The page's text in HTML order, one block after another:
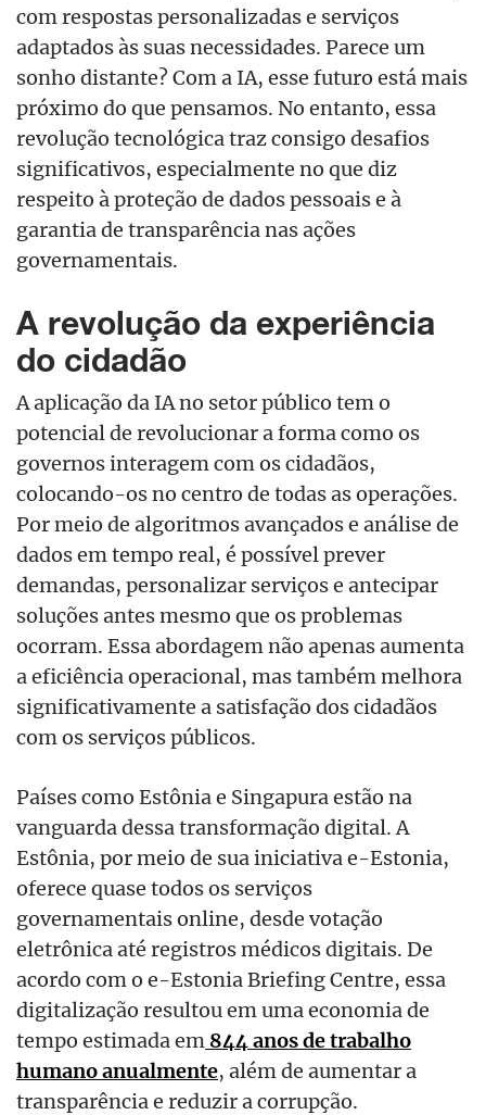
com respostas personalizadas e serviços
adaptados às suas necessidades. Parece um
sonho distante? Com a IA, esse futuro está mais
próximo do que pensamos. No entanto, essa
revolução tecnológica traz consigo desafios
significativos, especialmente no que diz
respeito à proteção de dados pessoais e à
garantia de transparência nas ações
governamentais.
A revolução da experiência
do cidadão
A aplicação da IA no setor público tem o
potencial de revolucionar a forma como os
governos interagem com os cidadãos,
colocando-os no centro de todas as operações.
Por meio de algoritmos avançados e análise de
dados em tempo real, é possível prever
demandas, personalizar serviços e antecipar
soluções antes mesmo que os problemas
ocorram. Essa abordagem não apenas aumenta
a eficiência operacional, mas também melhora
significativamente a satisfação dos cidadãos
com os serviços públicos.
Países como Estônia e Singapura estão na
vanguarda dessa transformação digital. A
Estônia, por meio de sua iniciativa e-Estonia,
oferece quase todos os serviços
governamentais online, desde votação
eletrônica até registros médicos digitais. De
acordo com o e-Estonia Briefing Centre, essa
digitalização resultou em uma economia de
tempo estimada em 844 anos de trabalho
humano anualmente, além de aumentar a
transparência e reduzir a corrupção.